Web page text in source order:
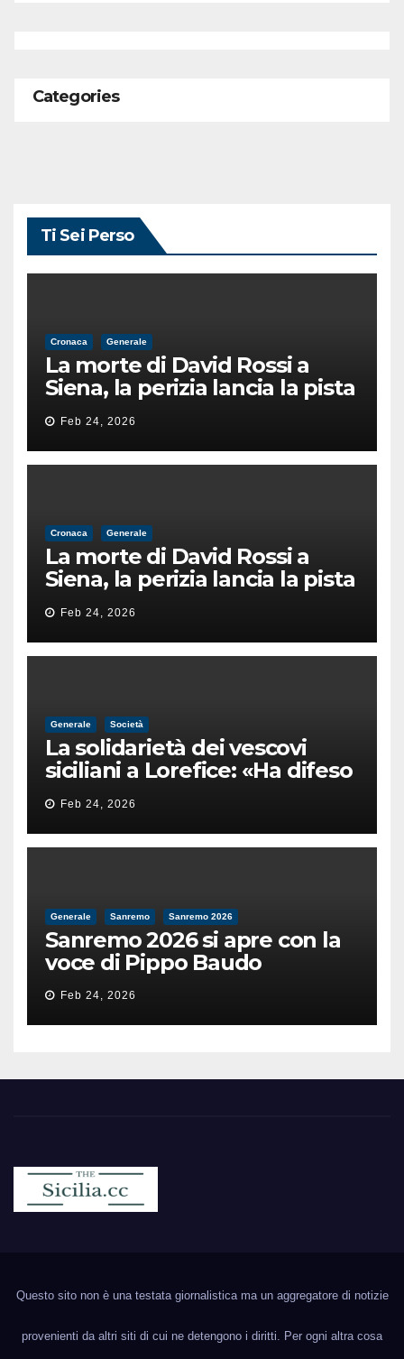
Categories
Ti Sei Perso
Cronaca Generale
La morte di David Rossi a
Siena, la perizia lancia la pista
di un’intimidazione finita
male
Feb 24, 2026
Cronaca Generale
La morte di David Rossi a
Siena, la perizia lancia la pista
di un’intimidazione finita
male
Feb 24, 2026
Generale Società
La solidarietà dei vescovi
siciliani a Lorefice: «Ha difeso
il valore e la dignità
dell’umanità»
Feb 24, 2026
Generale Sanremo Sanremo 2026
Sanremo 2026 si apre con la
voce di Pippo Baudo
Feb 24, 2026
Questo sito non è una testata giornalistica ma un aggregatore di notizie
provenienti da altri siti di cui ne detengono i diritti. Per ogni altra cosa